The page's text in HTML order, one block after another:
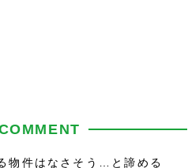
物件はなさそう…と諦める